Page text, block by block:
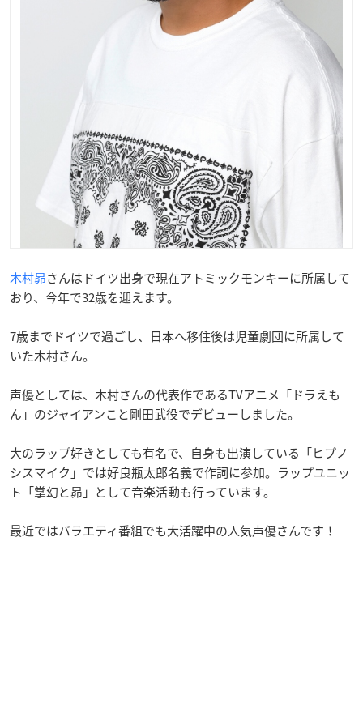
木村昴さんはドイツ出身で現在アトミックモンキーに所属して
おり、今年で32歳を迎えます。
7歳までドイツで過ごし、日本へ移住後は児童劇団に所属して
いた木村さん。
声優としては、木村さんの代表作であるTVアニメ「ドラえも
ん」のジャイアンこと剛田武役でデビューしました。
大のラップ好きとしても有名で、自身も出演している「ヒプノ
シスマイク」では好良瓶太郎名義で作詞に参加。ラップユニッ
ト「掌幻と昴」として音楽活動も行っています。
最近ではバラエティ番組でも大活躍中の人気声優さんです！